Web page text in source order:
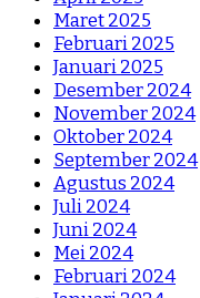
Maret 2025
Februari 2025
Januari 2025
Desember 2024
November 2024
Oktober 2024
September 2024
Agustus 2024
Juli 2024
Juni 2024
Mei 2024
Februari 2024